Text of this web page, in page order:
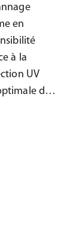
en
à la
UV
des